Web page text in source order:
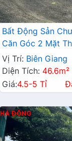
Bất Động Sản
Căn Góc 2 Mặt
Kinh Doanh
Vị Trí: Biên Giang
Diện Tích: 46.6m²
Giá:4.5-5 Tỉ
HÀ ĐÔNG